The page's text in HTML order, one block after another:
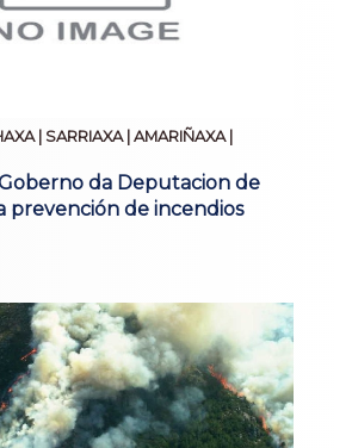
| SARRIAXA | AMARIÑAXA |
da Deputacion de
prevención de incendios